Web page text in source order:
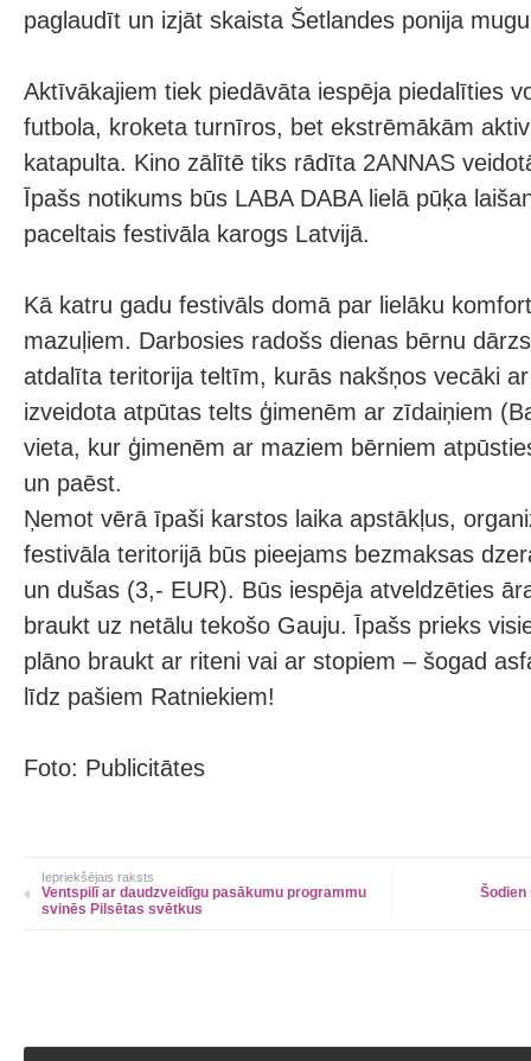
paglaudīt un izjāt skaista Šetlandes ponija
Aktīvākajiem tiek piedāvāta iespēja piedalīties
futbola, kroketa turnīros, bet ekstrēmākām
katapulta. Kino zālītē tiks rādīta 2ANNAS
Īpašs notikums būs LABA DABA lielā pūķa
paceltais festivāla karogs Latvijā.
Kā katru gadu festivāls domā par lielāku
mazuļiem. Darbosies radošs dienas bērnu
atdalīta teritorija teltīm, kurās nakšņos vecāki
izveidota atpūtas telts ģimenēm ar zīdaiņiem
vieta, kur ģimenēm ar maziem bērniem
un paēst.
Ņemot vērā īpaši karstos laika apstākļus,
festivāla teritorijā būs pieejams bezmaksas
un dušas (3,- EUR). Būs iespēja atveldzēties
braukt uz netālu tekošo Gauju. Īpašs prieks
plāno braukt ar riteni vai ar stopiem – šogad
līdz pašiem Ratniekiem!
Foto: Publicitātes
Iepriekšējais raksts
Ventspilī ar daudzveidīgu pasākumu programmu
svinēs Pilsētas svētkus
Šodien